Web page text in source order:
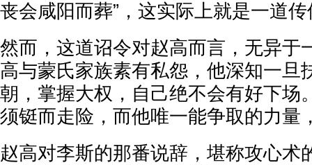
丧会咸阳而葬”，这实际上就是一道
然而，这道诏令对赵高而言，无异于
高与蒙氏家族素有私怨，他深知一旦
朝，掌握大权，自己绝不会有好下场
须铤而走险，而他唯一能争取的力量
赵高对李斯的那番说辞，堪称攻心术